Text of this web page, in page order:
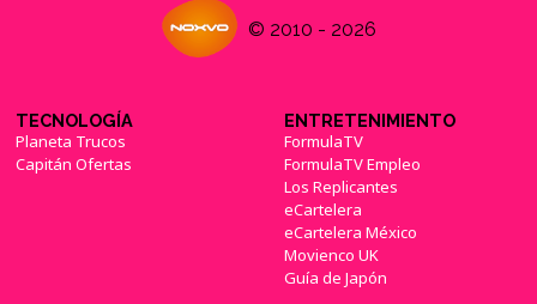
© 2010 - 2026
TECNOLOGÍA
Planeta Trucos
Capitán Ofertas
ENTRETENIMIENTO
FormulaTV
FormulaTV Empleo
Los Replicantes
eCartelera
eCartelera México
Movienco UK
Guía de Japón